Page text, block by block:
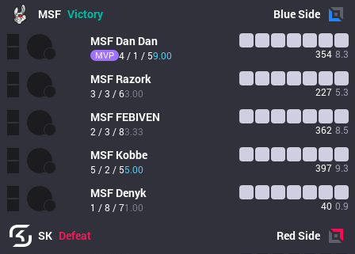
MSF Victory BlueSide
MSF Dan Dan
MVP 4 / 1 / 59.00 354 8.3
MSF Razork
3 / 3 / 63.00 227 5.3
MSF FEBIVEN
2 / 3 / 83.33 362 8.5
MSF Kobbe
5 / 2 / 55.00 397 9.3
MSF Denyk
1 / 8 / 71.00 40 0.9
SK Defeat RedSide